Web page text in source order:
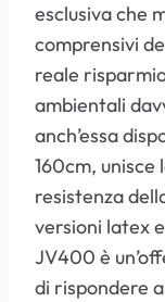
esclusiva che
comprensivi
reale
ambientali
anch’essa
160cm, unisce
resistenza
versioni latex
JV400 è
di rispondere